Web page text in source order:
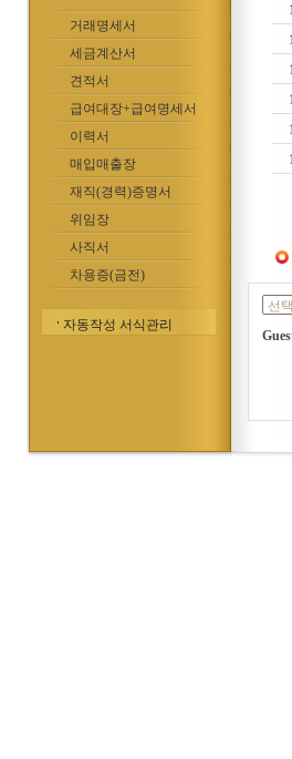
거래명세서
세금계산서
견적서
급여대장+급여명세서
이력서
매입매출장
재직(경력)증명서
위임장
사직서
차용증(금전)
자동작성 서식관리